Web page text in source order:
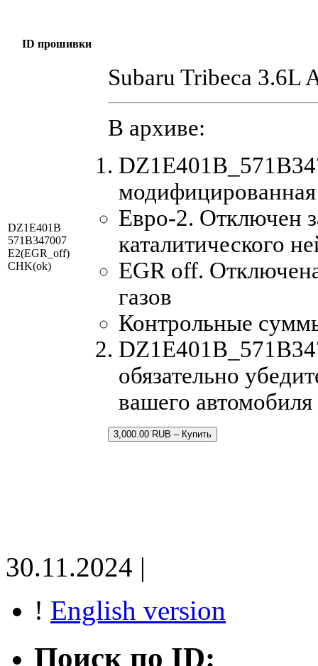
ID прошивки
DZ1E401B
571B347007
E2(EGR_off)
CHK(ok)
Subaru Tribeca 3.6L
В архиве:
Евро-2. Отключен
каталитического
EGR off.
газов
Контрольные
обязательно
вашего автомобиля
3,000.00 RUB – Купить
30.11.2024 |
! English version
Поиск по ID: